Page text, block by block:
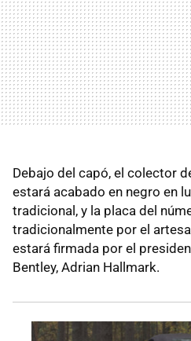
Debajo del capó, el colector
estará acabado en negro en
tradicional, y la placa del
tradicionalmente por el
estará firmada por el
Bentley, Adrian Hallmark.